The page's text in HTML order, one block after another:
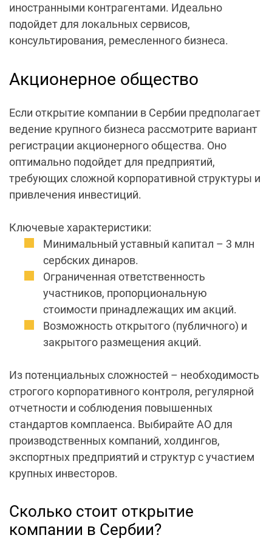
иностранными контрагентами. Идеально
подойдет для локальных сервисов,
консультирования, ремесленного бизнеса.
Акционерное общество
Если открытие компании в Сербии предполагает
ведение крупного бизнеса рассмотрите вариант
регистрации акционерного общества. Оно
оптимально подойдет для предприятий,
требующих сложной корпоративной структуры и
привлечения инвестиций.
Ключевые характеристики:
Минимальный уставный капитал – 3 млн
сербских динаров.
Ограниченная ответственность
участников, пропорциональную
стоимости принадлежащих им акций.
Возможность открытого (публичного) и
закрытого размещения акций.
Из потенциальных сложностей – необходимость
строгого корпоративного контроля, регулярной
отчетности и соблюдения повышенных
стандартов комплаенса. Выбирайте АО для
производственных компаний, холдингов,
экспортных предприятий и структур с участием
крупных инвесторов.
Сколько стоит открытие
компании в Сербии?